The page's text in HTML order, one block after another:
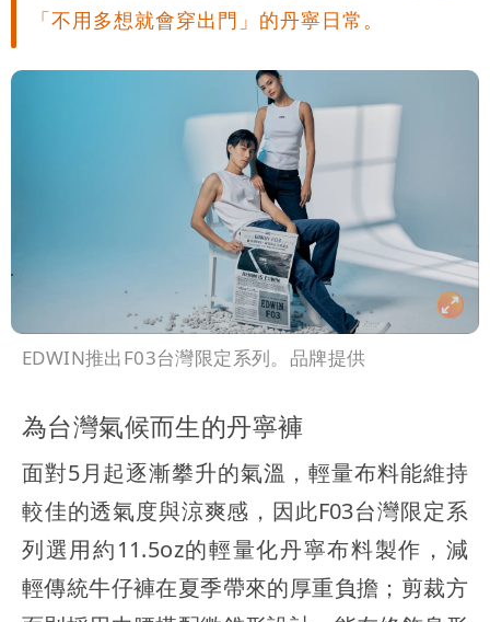
「不用多想就會穿出門」的丹寧日常。
EDWIN推出F03台灣限定系列。品牌提供
為台灣氣候而生的丹寧褲
面對5月起逐漸攀升的氣溫，輕量布料能維持
較佳的透氣度與涼爽感，因此F03台灣限定系
列選用約11.5oz的輕量化丹寧布料製作，減
輕傳統牛仔褲在夏季帶來的厚重負擔；剪裁方